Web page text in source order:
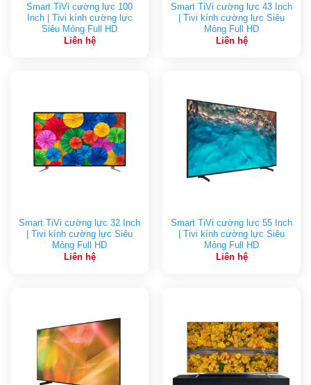
Smart TiVi cường lực 100
Inch | Tivi kính cường lực
Siêu Mỏng Full HD
Liên hệ
Smart TiVi cường lực 43 Inch
| Tivi kính cường lực Siêu
Mỏng Full HD
Liên hệ
Smart TiVi cường lực 32 Inch
| Tivi kính cường lực Siêu
Mỏng Full HD
Liên hệ
Smart TiVi cường lực 55 Inch
| Tivi kính cường lực Siêu
Mỏng Full HD
Liên hệ